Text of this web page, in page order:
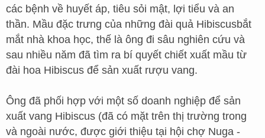
các bệnh về huyết áp, tiêu sỏi mật, lợi tiểu và an
thần. Mầu đặc trưng của những đài quả Hibiscusbắt
mắt nhà khoa học, thế là ông đi sâu nghiên cứu và
sau nhiều năm đã tìm ra bí quyết chiết xuất mầu từ
đài hoa Hibiscus để sản xuất rượu vang.
Ông đã phối hợp với một số doanh nghiệp để sản
xuất vang Hibiscus (đã có mặt trên thị trường trong
và ngoài nước, được giới thiệu tại hội chợ Nuga -